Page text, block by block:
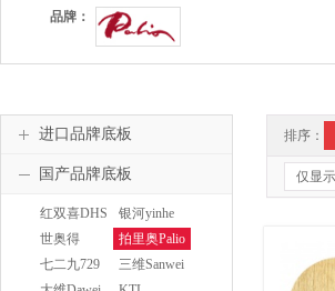
品牌：
排序：
仅显
进口品牌底板
国产品牌底板
红双喜DHS
银河yinhe
世奥得
SWORD
拍里奥Palio
七二九729
三维Sanwei